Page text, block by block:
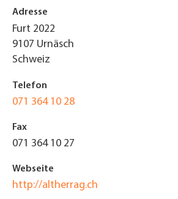
Adresse
Furt 2022
9107 Urnäsch
Schweiz
Telefon
071 364 10 28
Fax
071 364 10 27
Webseite
http://altherrag.ch